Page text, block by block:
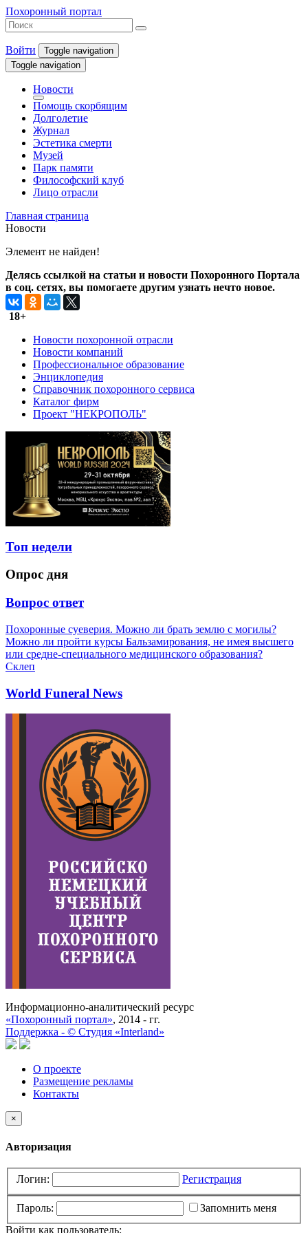
Похоронный портал
Войти
Toggle navigation
Toggle navigation
Новости
Помощь скорбящим
Долголетие
Журнал
Эстетика смерти
Музей
Парк памяти
Философский клуб
Лицо отрасли
Главная страница
Новости
Элемент не найден!
Делясь ссылкой на статьи и новости Похоронного Портала
в соц. сетях, вы помогаете другим узнать нечто новое.
18+
Новости похоронной отрасли
Новости компаний
Профессиональное образование
Энциклопедия
Справочник похоронного сервиса
Каталог фирм
Проект "НЕКРОПОЛЬ"
Топ недели
Опрос дня
Вопрос ответ
Похоронные суеверия. Можно ли брать землю с могилы?
Можно ли пройти курсы Бальзамирования, не имея высшего
или средне-специального медицинского образования?
Склеп
World Funeral News
Информационно-аналитический ресурс
«Похоронный портал», 2014 - гг.
Поддержка - © Cтудия «Interland»
О проекте
Размещение рекламы
Контакты
×
Авторизация
Логин: Регистрация
Пароль:
Запомнить меня
Войти как пользователь: